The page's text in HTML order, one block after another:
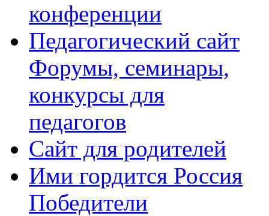
конференции
Педагогический сайт
Форумы, семинары,
конкурсы для
педагогов
Сайт для родителей
Ими гордится Россия
Победители